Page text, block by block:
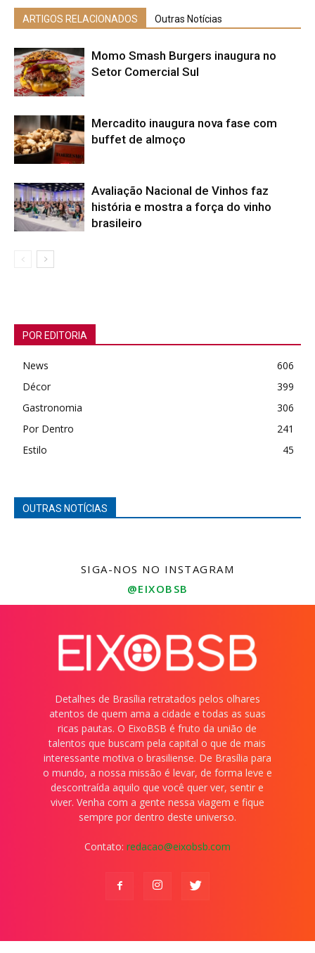
ARTIGOS RELACIONADOS Outras Notícias
Momo Smash Burgers inaugura no
Setor Comercial Sul
Mercadito inaugura nova fase com
buffet de almoço
Avaliação Nacional de Vinhos faz
história e mostra a força do vinho
brasileiro
POR EDITORIA
News
606
Décor
399
Gastronomia
306
Por Dentro
241
Estilo
45
OUTRAS NOTÍCIAS
SIGA-NOS NO INSTAGRAM
@EIXOBSB
Detalhes de Brasília retratados pelos olhares
atentos de quem ama a cidade e todas as suas
ricas pautas. O EixoBSB é fruto da união de
talentos que buscam pela capital o que de mais
interessante motiva o brasiliense. De Brasília para
o mundo, a nossa missão é levar, de forma leve e
descontraída aquilo que você quer ver, sentir e
viver. Venha com a gente nessa viagem e fique
sempre por dentro deste universo.
Contato: redacao@eixobsb.com